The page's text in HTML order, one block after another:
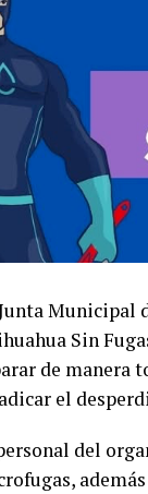
Municipal
Sin
de manera
el
del